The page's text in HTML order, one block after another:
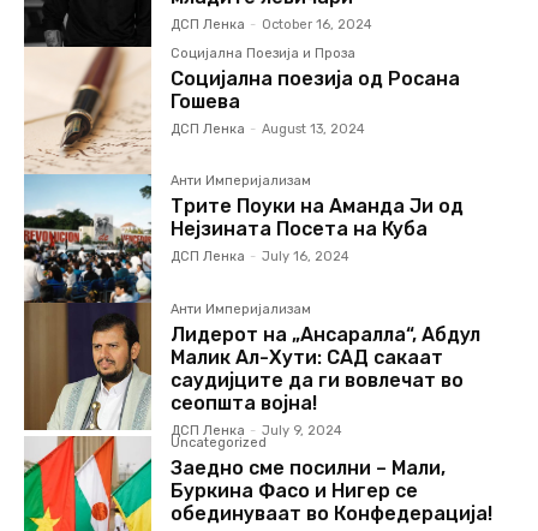
ДСП Ленка - October 16, 2024
Социјална Поезија и Проза
Социјална поезија од Росана
Гошева
ДСП Ленка - August 13, 2024
Анти Империјализам
Трите Поуки на Аманда Ји од
Нејзината Посета на Куба
ДСП Ленка - July 16, 2024
Анти Империјализам
Лидерот на „Ансаралла“, Абдул
Малик Ал-Хути: САД сакаат
саудијците да ги вовлечат во
сеопшта војна!
ДСП Ленка - July 9, 2024
Uncategorized
Заедно сме посилни – Мали,
Буркина Фасо и Нигер се
обединуваат во Конфедерација!